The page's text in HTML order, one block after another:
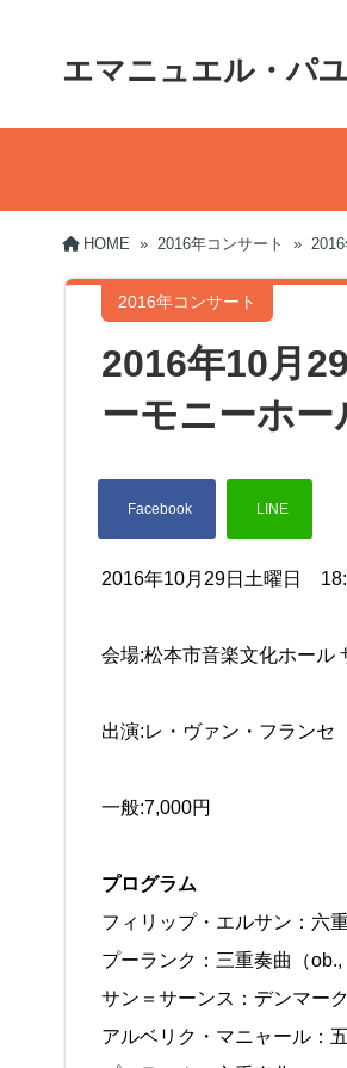
エマニュエル・パ
HOME » 2016年コンサート »
2016年コンサート
2016年10月
ーモニーホー
2016年10月29日土曜日
会場:松本市音楽文化ホール
出演:レ・ヴァン・フランセ
一般:7,000円
プログラム
フィリップ・エルサン：六
プーランク：三重奏曲（ob.,
サン＝サーンス：デンマー
アルベリク・マニャール：